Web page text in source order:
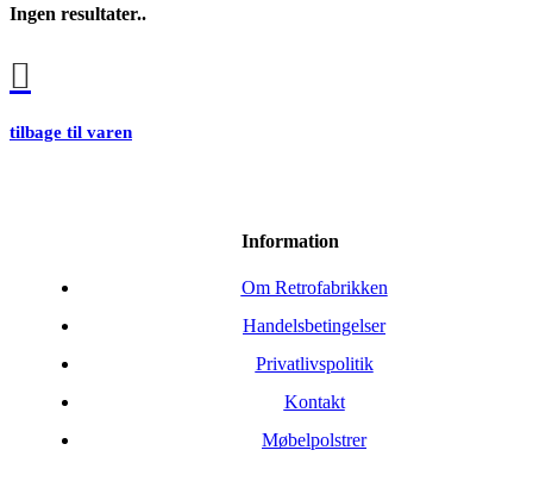
Ingen resultater..
tilbage til varen
Information
Om Retrofabrikken
Handelsbetingelser
Privatlivspolitik
Kontakt
Møbelpolstrer